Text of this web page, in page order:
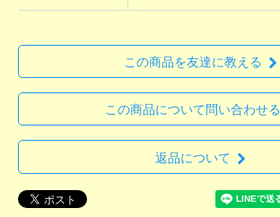
この商品を友達に教える
この商品について問い合わせる
返品について